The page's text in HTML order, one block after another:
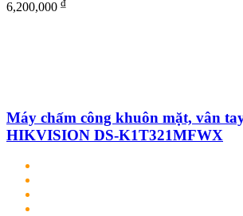
6,200,000 ₫
Máy chấm công khuôn mặt, vân
HIKVISION DS-K1T321MFWX